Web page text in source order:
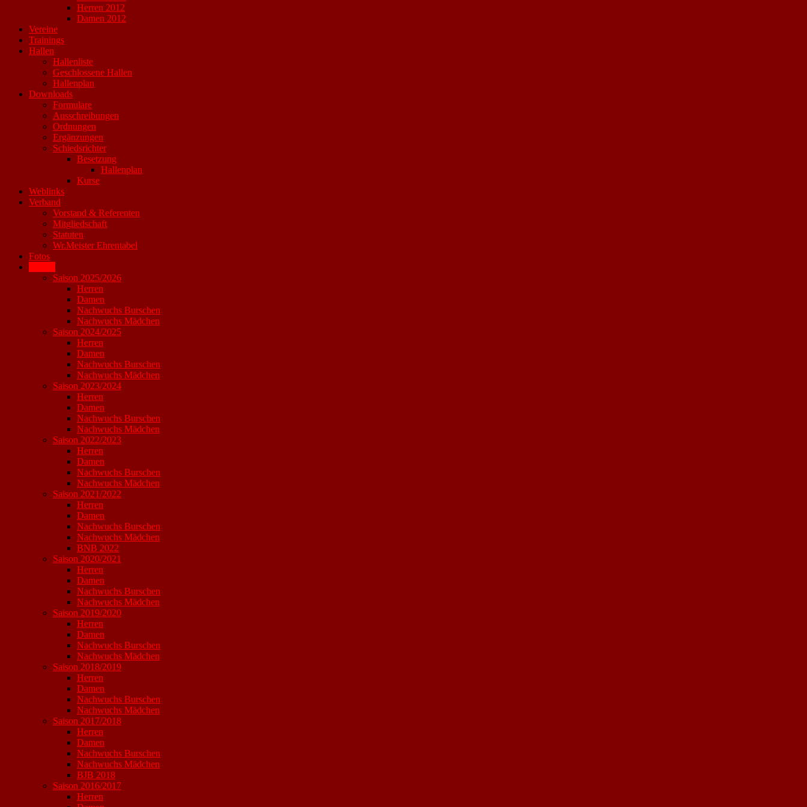
Herren 2012
Damen 2012
Vereine
Trainings
Hallen
Hallenliste
Geschlossene Hallen
Hallenplan
Downloads
Formulare
Ausschreibungen
Ordnungen
Ergänzungen
Schiedsrichter
Besetzung
Hallenplan
Kurse
Weblinks
Verband
Vorstand & Referenten
Mitgliedschaft
Statuten
Wr.Meister Ehrentabel
Fotos
Saison 2025/2026
Herren
Damen
Nachwuchs Burschen
Nachwuchs Mädchen
Saison 2024/2025
Herren
Damen
Nachwuchs Burschen
Nachwuchs Mädchen
Saison 2023/2024
Herren
Damen
Nachwuchs Burschen
Nachwuchs Mädchen
Saison 2022/2023
Herren
Damen
Nachwuchs Burschen
Nachwuchs Mädchen
Saison 2021/2022
Herren
Damen
Nachwuchs Burschen
Nachwuchs Mädchen
BNB 2022
Saison 2020/2021
Herren
Damen
Nachwuchs Burschen
Nachwuchs Mädchen
Saison 2019/2020
Herren
Damen
Nachwuchs Burschen
Nachwuchs Mädchen
Saison 2018/2019
Herren
Damen
Nachwuchs Burschen
Nachwuchs Mädchen
Saison 2017/2018
Herren
Damen
Nachwuchs Burschen
Nachwuchs Mädchen
BJB 2018
Saison 2016/2017
Herren